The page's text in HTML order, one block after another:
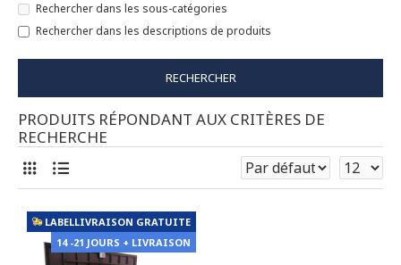
Rechercher dans les sous-catégories
Rechercher dans les descriptions de produits
RECHERCHER
PRODUITS RÉPONDANT AUX CRITÈRES DE
RECHERCHE
LABELLIVRAISON GRATUITE
14 -21 JOURS + LIVRAISON